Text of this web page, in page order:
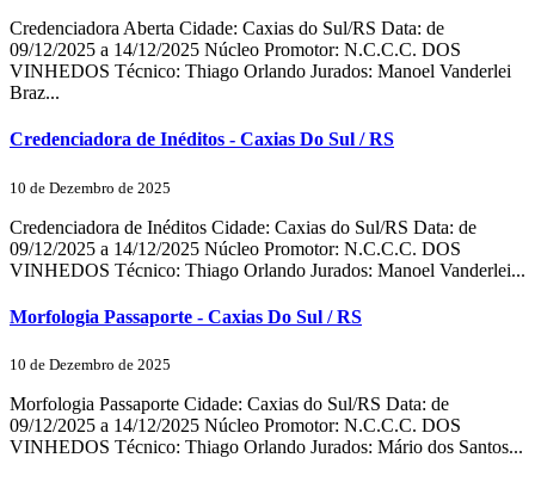
Credenciadora Aberta Cidade: Caxias do Sul/RS Data: de
09/12/2025 a 14/12/2025 Núcleo Promotor: N.C.C.C. DOS
VINHEDOS Técnico: Thiago Orlando Jurados: Manoel Vanderlei
Braz...
Credenciadora de Inéditos - Caxias Do Sul / RS
10 de Dezembro de 2025
Credenciadora de Inéditos Cidade: Caxias do Sul/RS Data: de
09/12/2025 a 14/12/2025 Núcleo Promotor: N.C.C.C. DOS
VINHEDOS Técnico: Thiago Orlando Jurados: Manoel Vanderlei...
Morfologia Passaporte - Caxias Do Sul / RS
10 de Dezembro de 2025
Morfologia Passaporte Cidade: Caxias do Sul/RS Data: de
09/12/2025 a 14/12/2025 Núcleo Promotor: N.C.C.C. DOS
VINHEDOS Técnico: Thiago Orlando Jurados: Mário dos Santos...